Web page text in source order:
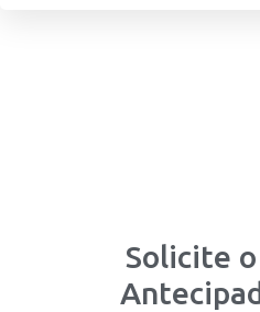
Solicite